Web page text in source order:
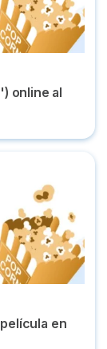
online al
streaming
en